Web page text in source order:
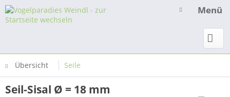
Menü
Übersicht Seile
Seil-Sisal Ø = 18 mm